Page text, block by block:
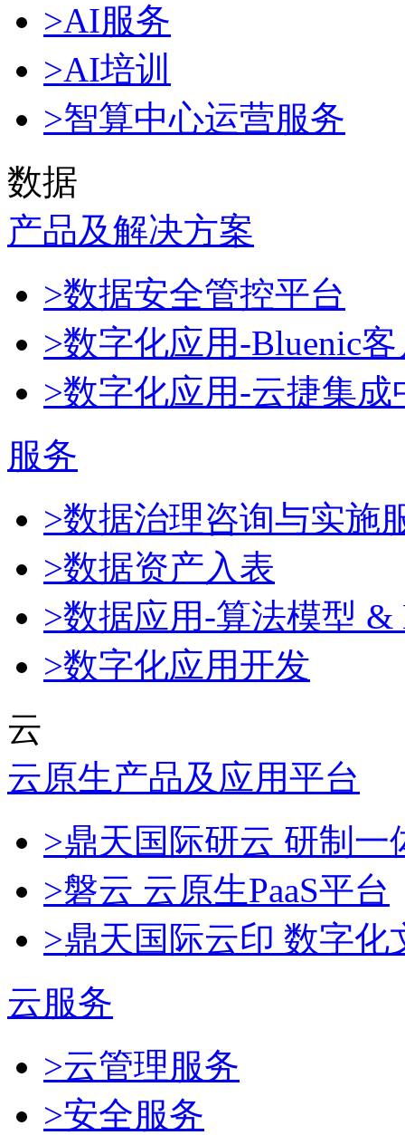
>AI服务
>AI培训
>智算中心运营服务
数据
产品及解决方案
>数据安全管控平台
>数字化应用-Bluenic
>数字化应用-云捷集成
服务
>数据治理咨询与实施
>数据资产入表
>数据应用-算法模型 &
>数字化应用开发
云
云原生产品及应用平台
>鼎天国际研云 研制
>磐云 云原生PaaS平台
>鼎天国际云印 数字化
云服务
>云管理服务
>安全服务